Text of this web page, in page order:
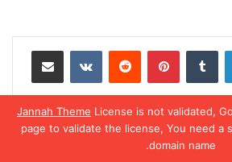
Jannah Theme License is not validated,
page to validate the license, You need a
domain name.
لينكدإن بينتيريست مشاركة عبر البريد